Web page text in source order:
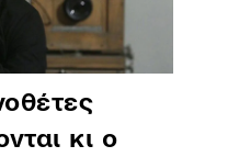
κι ο